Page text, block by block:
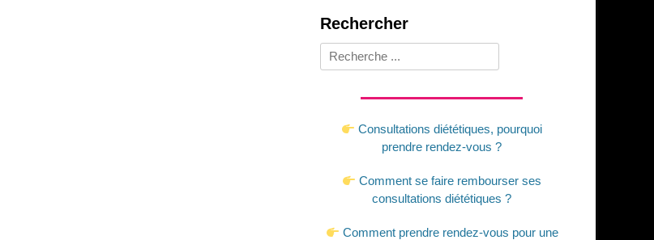
Rechercher
Rechercher :
Consultations diététiques, pourquoi
prendre rendez-vous ?
Comment se faire rembourser ses
consultations diététiques ?
Comment prendre rendez-vous pour une